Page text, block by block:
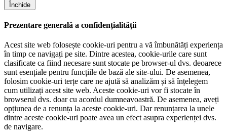
Închide
Prezentare generală a confidențialității
Acest site web folosește cookie-uri pentru a vă îmbunătăți experiența
în timp ce navigați pe site. Dintre acestea, cookie-urile care sunt
clasificate ca fiind necesare sunt stocate pe browser-ul dvs. deoarece
sunt esențiale pentru funcțiile de bază ale site-ului. De asemenea,
folosim cookie-uri terțe care ne ajută să analizăm și să înțelegem
cum utilizați acest site web. Aceste cookie-uri vor fi stocate în
browserul dvs. doar cu acordul dumneavoastră. De asemenea, aveți
opțiunea de a renunța la aceste cookie-uri. Dar renunțarea la unele
dintre aceste cookie-uri poate avea un efect asupra experienței dvs.
de navigare.